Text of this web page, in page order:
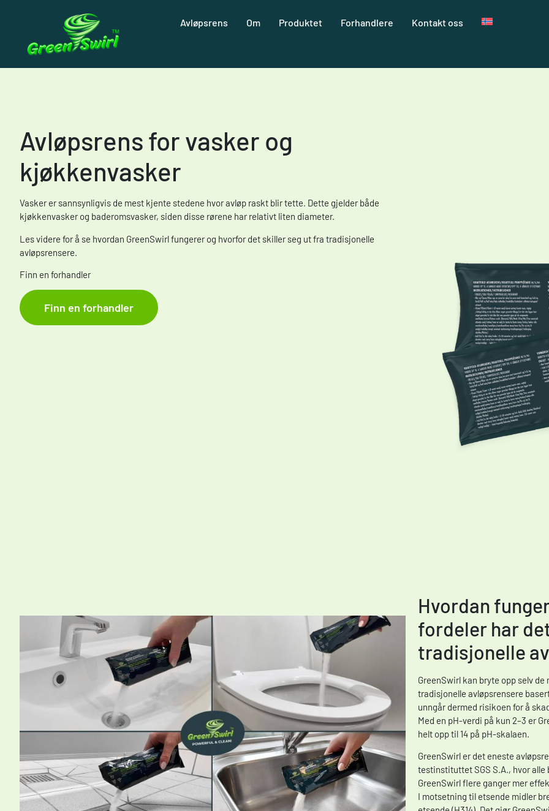
Avløpsrens Om Produktet Forhandlere Kontakt oss
Avløpsrens for vasker og
kjøkkenvasker
Vasker er sannsynligvis de mest kjente stedene hvor avløp raskt blir tette. Dette gjelder både
kjøkkenvasker og baderomsvasker, siden disse rørene har relativt liten diameter.
Les videre for å se hvordan GreenSwirl fungerer og hvorfor det skiller seg ut fra tradisjonelle
avløpsrensere.
Finn en forhandler
Finn en forhandler
Hvordan
fordeler har
tradisjonelle
GreenSwirl kan bryte opp selv
tradisjonelle avløpsrensere
unngår dermed risikoen for å
Med en pH-verdi på kun 2–3 er
helt opp til 14 på pH-skalaen.
GreenSwirl er det eneste
testinstituttet SGS S.A., hvor
GreenSwirl flere ganger mer
I motsetning til etsende midler